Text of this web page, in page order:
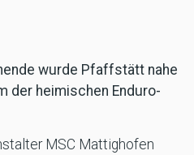
wurde Pfaffstätt nahe
der heimischen Enduro-
MSC Mattighofen